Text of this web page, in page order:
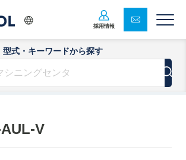
採用情報
型式・キーワードから探す
V